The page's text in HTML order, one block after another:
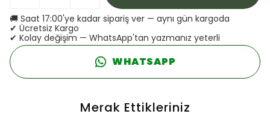
🚚 Saat 17:00'ye kadar sipariş ver — aynı gün kargoda
✔ Ücretsiz Kargo
✔ Kolay değişim — WhatsApp'tan yazmanız yeterli
WHATSAPP
Merak Ettikleriniz